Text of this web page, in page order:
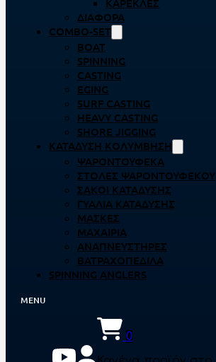
ΚΑΡΈΚΛΕΣ
ΔΙΆΦΟΡΑ
COMBO-SET
BOAT
SPINNING
CASTING
EGING
SURF CASTING
HEAVY CASTING
SHORE JIGGING
ΚΑΤΆΔΥΣΗ ΚΟΛΎΜΒΗΣΗ
ΨΑΡΟΝΤΟΎΦΕΚΑ
ΣΤΟΛΈΣ ΨΑΡΟΝΤΟΎΦΕΚΟΥ
ΣΆΚΟΙ ΚΑΤΆΔΥΣΗΣ
ΓΥΑΛΙΆ ΚΑΤΆΔΥΣΗΣ
ΜΆΣΚΕΣ
ΜΑΧΑΊΡΙΑ
ΑΝΑΠΝΕΥΣΤΉΡΕΣ
ΒΑΤΡΑΧΟΠΈΔΙΛΑ
SPINNING ANGLERS
0